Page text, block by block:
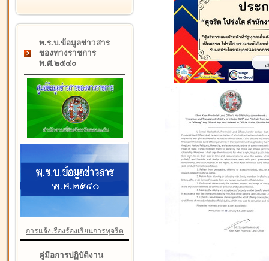
พ.ร.บ.ข้อมูลข่าวสาร
ของทางราชการ
พ.ศ.๒๕๔๐
การแจ้งเรื่องร้องเรียนการทุจริต
คู่มือการปฏิบัติงาน